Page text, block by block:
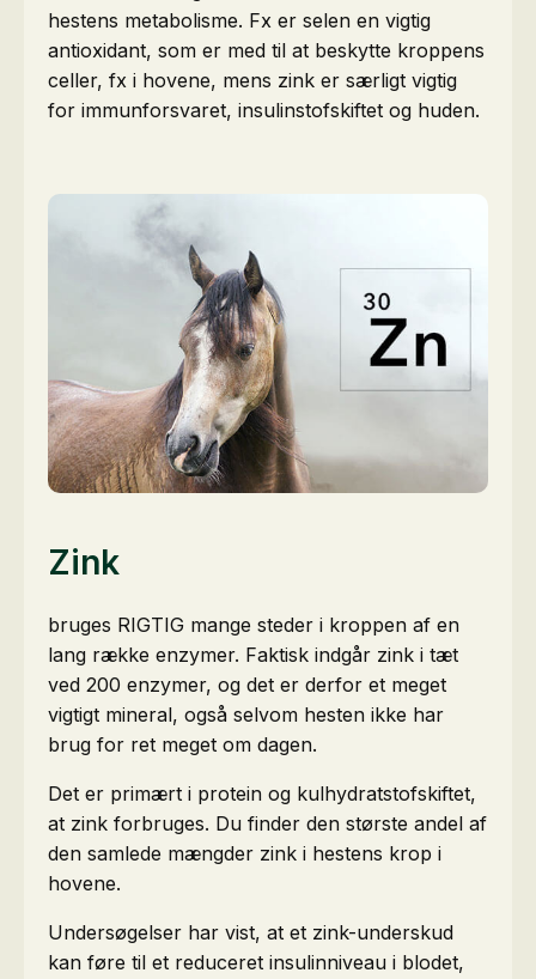
hestens metabolisme. Fx er selen en vigtig
antioxidant, som er med til at beskytte kroppens
celler, fx i hovene, mens zink er særligt vigtig
for immunforsvaret, insulinstofskiftet og huden.
Zink
bruges RIGTIG mange steder i kroppen af en
lang række enzymer. Faktisk indgår zink i tæt
ved 200 enzymer, og det er derfor et meget
vigtigt mineral, også selvom hesten ikke har
brug for ret meget om dagen.
Det er primært i protein og kulhydratstofskiftet,
at zink forbruges. Du finder den største andel af
den samlede mængder zink i hestens krop i
hovene.
Undersøgelser har vist, at et zink-underskud
kan føre til et reduceret insulinniveau i blodet,